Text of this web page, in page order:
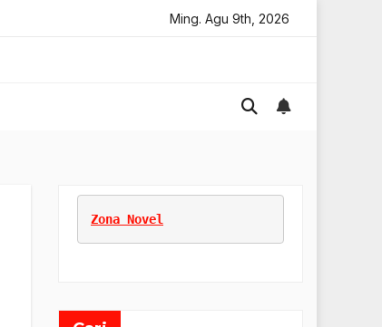
Memulai Usaha Baru Marketing Untuk Bisnis
Ming. Agu 9th, 2026
Zona Novel